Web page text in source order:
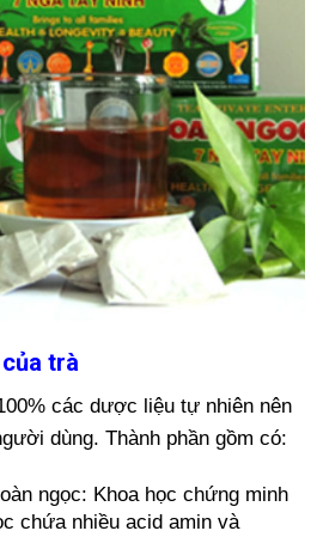
trà
các dược liệu tự nhiên nên
dùng. Thành phần gồm có:
ngọc: Khoa học chứng minh
chứa nhiều acid amin và